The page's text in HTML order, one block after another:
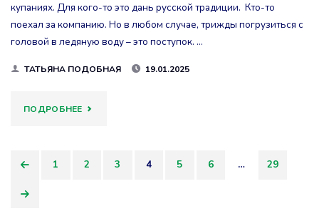
купаниях. Для кого-то это дань русской традиции. Кто-то
поехал за компанию. Но в любом случае, трижды погрузиться с
головой в ледяную воду – это поступок. …
ТАТЬЯНА ПОДОБНАЯ 19.01.2025
ПОДРОБНЕЕ"СИЛЬНЫЕ
Пагинация
1 2 3 4 5 6 … 29